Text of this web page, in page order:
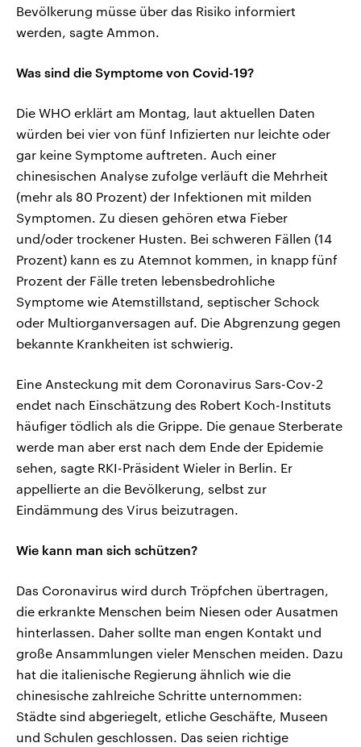
Bevölkerung müsse über das Risiko informiert
werden, sagte Ammon.
Was sind die Symptome von Covid-19?
Die WHO erklärt am Montag, laut aktuellen Daten
würden bei vier von fünf Infizierten nur leichte oder
gar keine Symptome auftreten. Auch einer
chinesischen Analyse zufolge verläuft die Mehrheit
(mehr als 80 Prozent) der Infektionen mit milden
Symptomen. Zu diesen gehören etwa Fieber
und/oder trockener Husten. Bei schweren Fällen (14
Prozent) kann es zu Atemnot kommen, in knapp fünf
Prozent der Fälle treten lebensbedrohliche
Symptome wie Atemstillstand, septischer Schock
oder Multiorganversagen auf. Die Abgrenzung gegen
bekannte Krankheiten ist schwierig.
Eine Ansteckung mit dem Coronavirus Sars-Cov-2
endet nach Einschätzung des Robert Koch-Instituts
häufiger tödlich als die Grippe. Die genaue Sterberate
werde man aber erst nach dem Ende der Epidemie
sehen, sagte RKI-Präsident Wieler in Berlin. Er
appellierte an die Bevölkerung, selbst zur
Eindämmung des Virus beizutragen.
Wie kann man sich schützen?
Das Coronavirus wird durch Tröpfchen übertragen,
die erkrankte Menschen beim Niesen oder Ausatmen
hinterlassen. Daher sollte man engen Kontakt und
große Ansammlungen vieler Menschen meiden. Dazu
hat die italienische Regierung ähnlich wie die
chinesische zahlreiche Schritte unternommen:
Städte sind abgeriegelt, etliche Geschäfte, Museen
und Schulen geschlossen. Das seien richtige